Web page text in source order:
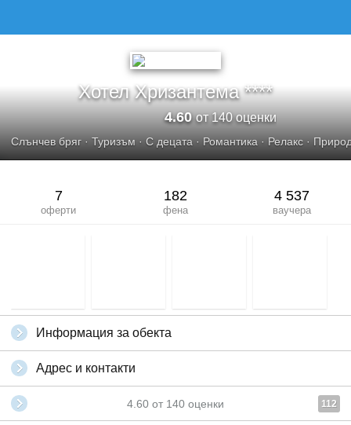
Хотел Хризантема ****
4.60от 140 оценки
Слънчев бряг · Туризъм · С децата · Романтика · Релакс ·
7
оферти
182
фена
4 537
ваучера
Информация за обекта
Адрес и контакти
4.60 от 140 оценки 112